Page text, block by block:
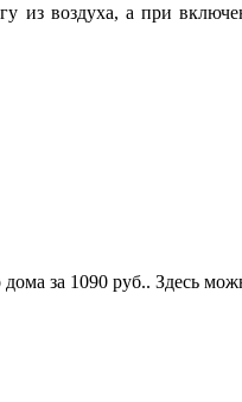
из воздуха, а при
за 1090 руб.. Здесь